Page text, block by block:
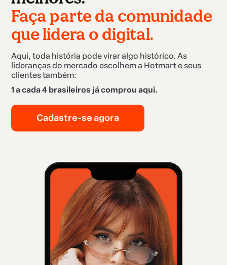
Faça parte da comunidade
que lidera o digital.
Aqui, toda história pode virar algo histórico. As
lideranças do mercado escolhem a Hotmart e seus
clientes também:
1 a cada 4 brasileiros já comprou aqui.
Cadastre-se agora